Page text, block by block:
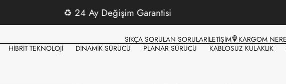
♻️24 Ay Değişim Garantisi
SIKÇA SORULAN SORULARİLETİŞİM KARGOM
HİBRİT TEKNOLOJİ
DİNAMİK SÜRÜCÜ PLANAR SÜRÜCÜ KABLOSUZ KULAKLIK